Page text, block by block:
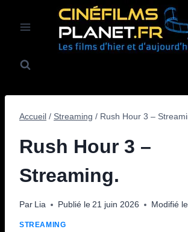
Accueil / Streaming / Rush Hour 3 –
Rush Hour 3 –
Streaming.
Par Lia Publié le 21 juin 2026 Modifié le
STREAMING